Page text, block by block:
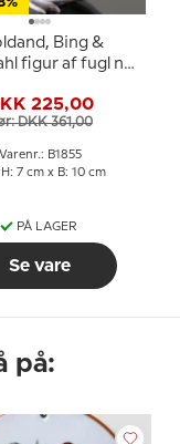
Bing &
figur af fugl nr.
225,00
DKK 361,00
Varenr.: B1855
H: 7 cm x B: 10 cm
PÅ LAGER
Se vare
på: